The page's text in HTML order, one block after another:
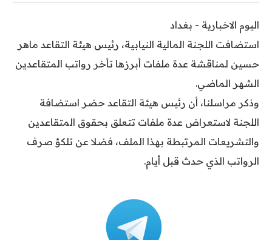
اليوم الاخبارية - بغداد
استضافت اللجنة المالية النيابية، رئيس هيئة التقاعد ماهر
حسين لمناقشة عدة ملفات أبرزها تأخر رواتب المتقاعدين
الشهر الماضي.
وذكر مراسلنا، أن رئيس هيئة التقاعد حضر استضافة
اللجنة لاستعراض عدة ملفات تتعلق بحقوق المتقاعدين
والتشريعات المرتبطة بهذا الملف، فضلا عن تلكؤ صرف
الرواتب الذي حدث قبل أيام.